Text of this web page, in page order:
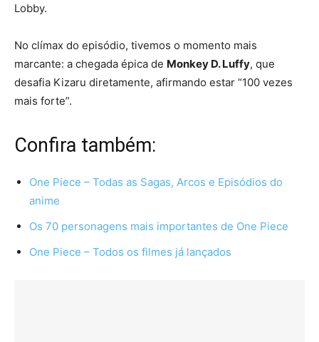
Lobby.
No clímax do episódio, tivemos o momento mais
marcante: a chegada épica de Monkey D. Luffy, que
desafia Kizaru diretamente, afirmando estar “100 vezes
mais forte”.
Confira também:
One Piece – Todas as Sagas, Arcos e Episódios do
anime
Os 70 personagens mais importantes de One Piece
One Piece – Todos os filmes já lançados